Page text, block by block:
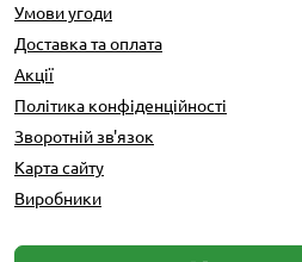
Умови угоди
Доставка та оплата
Акції
Політика конфіденційності
Зворотній зв'язок
Карта сайту
Виробники